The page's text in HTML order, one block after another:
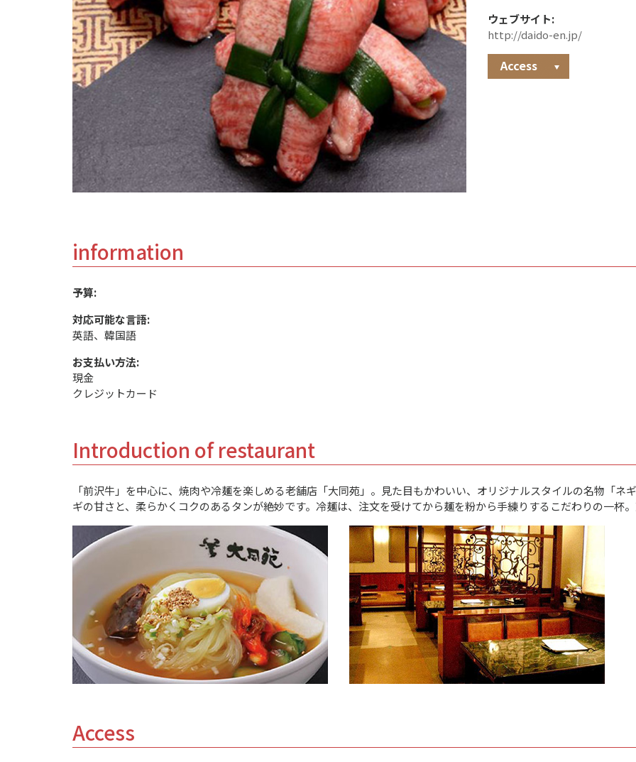
ウェブサイト:
http://daido-en.jp/
Access
information
予算:
対応可能な言語:
英語、韓国語
お支払い方法:
現金
クレジットカード
Introduction of restaurant
「前沢牛」を中心に、焼肉や冷麺を楽しめる老舗店「大同苑」。見た目もかわいい、オリジナルスタイルの名物「
ギの甘さと、柔らかくコクのあるタンが絶妙です。冷麺は、注文を受けてから麺を粉から手練りするこだわりの一杯
Access